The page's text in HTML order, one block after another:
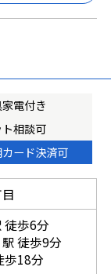
電付き
相談可
ード決済可
徒歩6分
駅 徒歩9分
歩18分